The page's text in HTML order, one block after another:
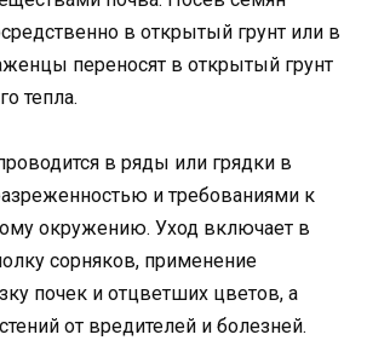
в открытый грунт или в
переносят в открытый грунт
тепла.
в ряды или грядки в
и требованиями к
окружению. Уход включает в
сорняков, применение
почек и отцветших цветов, а
от вредителей и болезней.